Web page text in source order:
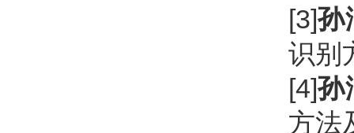
[3]孙
识别
[4]孙
方法